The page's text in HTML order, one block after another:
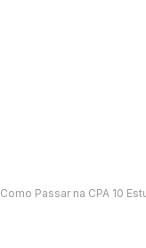
Como Passar na CPA 10